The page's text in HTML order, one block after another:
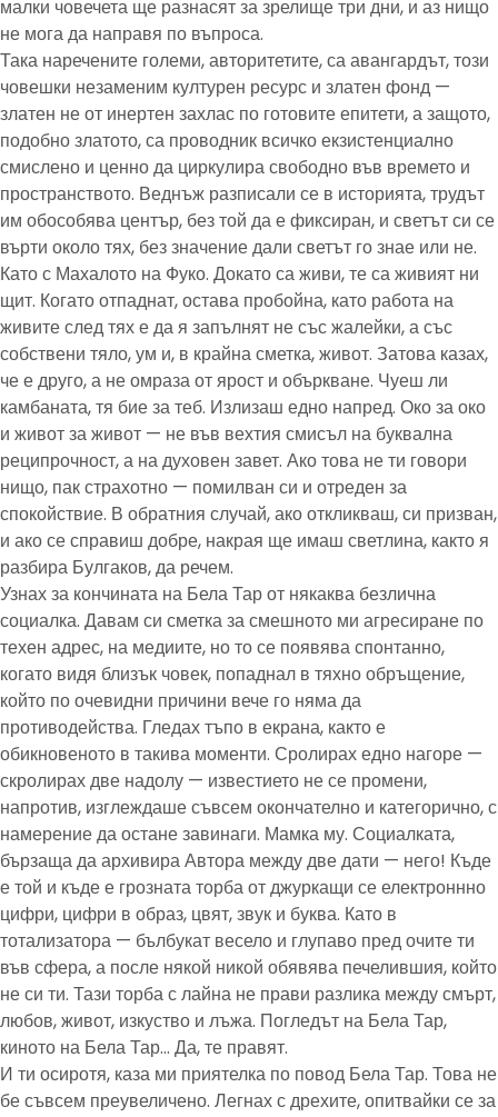
малки човечета ще разнасят за зрелище три дни, и аз нищо
не мога да направя по въпроса.
Така наречените големи, авторитетите, са авангардът, този
човешки незаменим културен ресурс и златен фонд —
златен не от инертен захлас по готовите епитети, а защото,
подобно златото, са проводник всичко екзистенциално
смислено и ценно да циркулира свободно във времето и
пространството. Веднъж разписали се в историята, трудът
им обособява център, без той да е фиксиран, и светът си се
върти около тях, без значение дали светът го знае или не.
Като с Махалото на Фуко. Докато са живи, те са живият ни
щит. Когато отпаднат, остава пробойна, като работа на
живите след тях е да я запълнят не със жалейки, а със
собствени тяло, ум и, в крайна сметка, живот. Затова казах,
че е друго, а не омраза от ярост и объркване. Чуеш ли
камбаната, тя бие за теб. Излизаш едно напред. Око за око
и живот за живот — не във вехтия смисъл на буквална
реципрочност, а на духовен завет. Ако това не ти говори
нищо, пак страхотно — помилван си и отреден за
спокойствие. В обратния случай, ако откликваш, си призван,
и ако се справиш добре, накрая ще имаш светлина, както я
разбира Булгаков, да речем.
Узнах за кончината на Бела Тар от някаква безлична
социалка. Давам си сметка за смешното ми агресиране по
техен адрес, на медиите, но то се появява спонтанно,
когато видя близък човек, попаднал в тяхно обръщение,
който по очевидни причини вече го няма да
противодейства. Гледах тъпо в екрана, както е
обикновеното в такива моменти. Сролирах едно нагоре —
скролирах две надолу — известието не се промени,
напротив, изглеждаше съвсем окончателно и категорично, с
намерение да остане завинаги. Мамка му. Социалката,
бързаща да архивира Автора между две дати — него! Къде
е той и къде е грозната торба от джуркащи се електроннно
цифри, цифри в образ, цвят, звук и буква. Като в
тотализатора — бълбукат весело и глупаво пред очите ти
във сфера, а после някой никой обявява печелившия, който
не си ти. Тази торба с лайна не прави разлика между смърт,
любов, живот, изкуство и лъжа. Погледът на Бела Тар,
киното на Бела Тар… Да, те правят.
И ти осиротя, каза ми приятелка по повод Бела Тар. Това не
бе съвсем преувеличено. Легнах с дрехите, опитвайки се за